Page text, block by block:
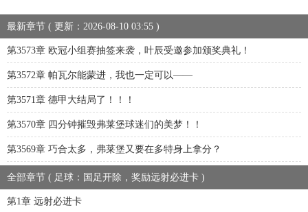
最新章节 ( 更新：2026-08-10 03:55 )
第3573章 欧冠小组赛抽签来袭，叶辰受邀参加颁奖典礼！
第3572章 帕瓦尔能蒙进，我也一定可以——
第3571章 德甲大结局了！！！
第3570章 四分钟摧毁弗莱堡球迷们的美梦！！
第3569章 巧合太多，弗莱堡又要在多特身上拿分？
全部章节 ( 足球：国足开除，奖励远射必进卡 )
第1章 远射必进卡